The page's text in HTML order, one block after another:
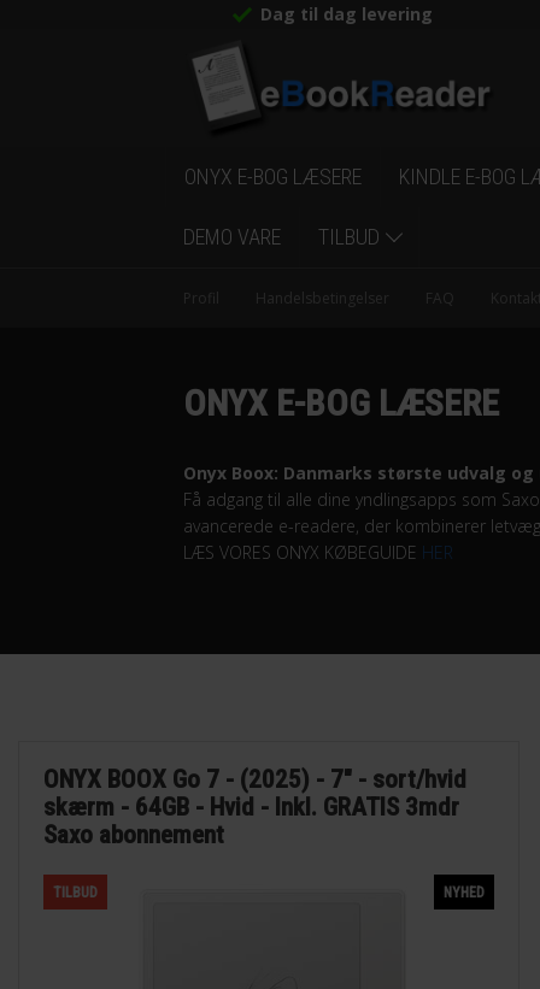
Dag til dag levering
ONYX E-BOG LÆSERE KINDLE E-BOG
DEMO VARE TILBUD
Profil Handelsbetingelser FAQ Kontakt
ONYX E-BOG LÆSERE
Onyx Boox: Danmarks største udvalg
Få adgang til alle dine yndlingsapps som
avancerede e-readere, der kombinerer
LÆS VORES ONYX KØBEGUIDE HER
ONYX BOOX Go 7 - (2025) - 7" - sort/hvid
skærm - 64GB - Hvid - Inkl. GRATIS 3mdr
Saxo abonnement
TILBUD NYHED